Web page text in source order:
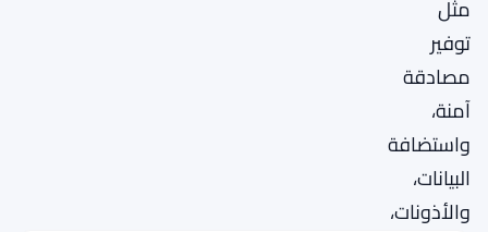
مثل
توفير
مصادقة
آمنة،
واستضافة
البيانات،
والأذونات،